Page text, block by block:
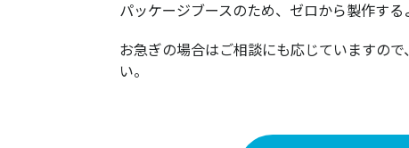
パッケージブースのため、ゼロから製作す
お急ぎの場合はご相談にも応じていますの
い。